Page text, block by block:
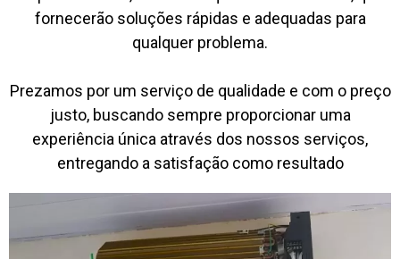
fornecerão soluções rápidas e adequadas para
qualquer problema.
Prezamos por um serviço de qualidade e com o preço
justo, buscando sempre proporcionar uma
experiência única através dos nossos serviços,
entregando a satisfação como resultado